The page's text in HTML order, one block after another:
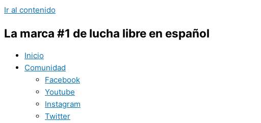
Ir al contenido
La marca #1 de lucha libre en español
Inicio
Comunidad
Facebook
Youtube
Instagram
Twitter